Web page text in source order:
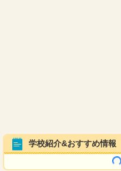
学校紹介&おすすめ情報